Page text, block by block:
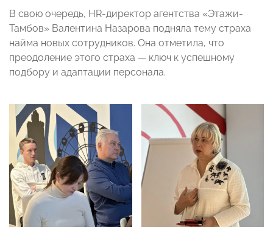
В свою очередь, HR-директор агентства «Этажи-
Тамбов» Валентина Назарова подняла тему страха
найма новых сотрудников. Она отметила, что
преодоление этого страха — ключ к успешному
подбору и адаптации персонала.